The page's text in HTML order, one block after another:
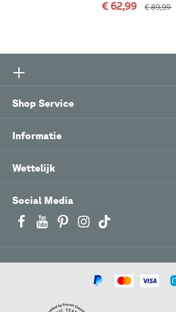
€ 62,99 € 89,99
Social Media
Shop Service
Informatie
Wettelijk